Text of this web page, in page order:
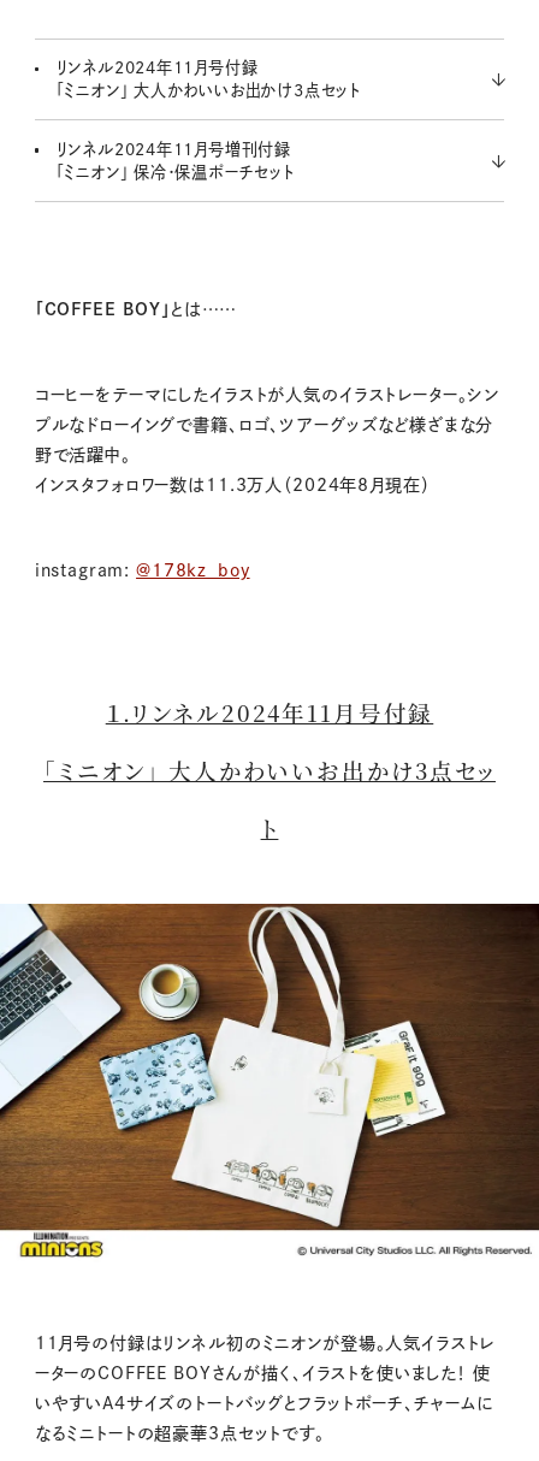
リンネル2024年11月号付録
「ミニオン」 大人かわいいお出かけ3点セット
リンネル2024年11月号増刊付録
「ミニオン」 保冷・保温ポーチセット
「COFFEE BOY」 とは……
コーヒーをテーマにしたイラストが人気のイラストレーター。シン
プルなドローイングで書籍、ロゴ、ツアーグッズなど様ざまな分
野で活躍中。
インスタフォロワー数は11.3万人（2024年8月現在）
instagram:@178kz_boy
１.リンネル2024年11月号付録
「ミニオン」 大人かわいいお出かけ3点セッ
ト
11月号の付録はリンネル初のミニオンが登場。人気イラストレ
ーターのCOFFEE BOYさんが描く、イラストを使いました！ 使
いやすいA4サイズのトートバッグとフラットポーチ、チャームに
なるミニトートの超豪華3点セットです。